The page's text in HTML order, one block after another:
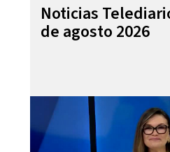
Noticias
de agosto 2026